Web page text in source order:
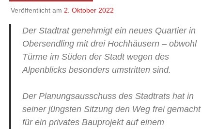
Veröffentlicht am 2. Oktober 2022
Der Stadtrat genehmigt ein neues Quartier in
Obersendling mit drei Hochhäusern – obwohl
Türme im Süden der Stadt wegen des
Alpenblicks besonders umstritten sind.
Der Planungsausschuss des Stadtrats hat in
seiner jüngsten Sitzung den Weg frei gemacht
für ein privates Bauprojekt auf einem